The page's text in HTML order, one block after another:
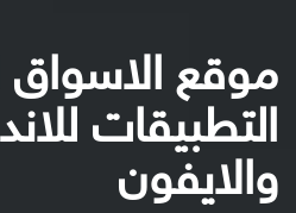
موقع الاسواق
التطبيقات
والايفون